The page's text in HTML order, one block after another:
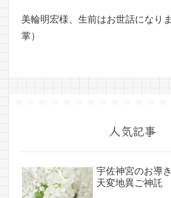
美輪明宏様、生前はお世話になり
掌）
人気記事
宇佐神宮のお導
天変地異ご神託